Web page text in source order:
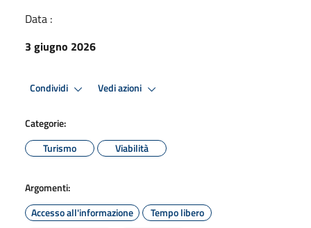
Data :
3 giugno 2026
Condividi Vedi azioni
Categorie:
Turismo
Viabilità
Argomenti:
Accesso all'informazione
Tempo libero